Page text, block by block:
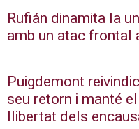
Rufián dinamita la
amb un atac frontal
Puigdemont
seu retorn i manté
llibertat dels